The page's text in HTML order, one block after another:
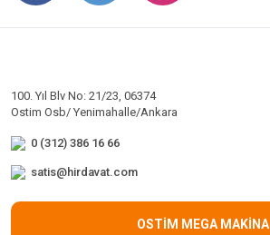
100. Yıl Blv No: 21/23, 06374
Ostim Osb/ Yenimahalle/Ankara
0 (312) 386 16 66
satis@hirdavat.com
OSTİM MEGA MAKİNA